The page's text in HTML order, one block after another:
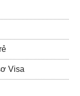
Visa